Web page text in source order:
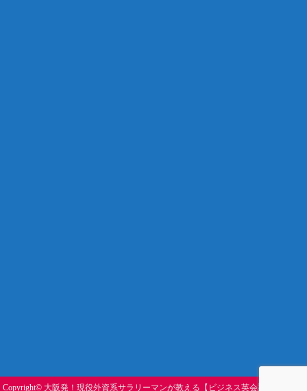
Copyright© 大阪発！現役外資系サラリーマンが教える【ビジネス英会話塾】